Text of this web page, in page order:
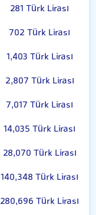
281 Türk Lirası
702 Türk Lirası
1,403 Türk Lirası
2,807 Türk Lirası
7,017 Türk Lirası
14,035 Türk Lirası
28,070 Türk Lirası
140,348 Türk Lirası
280,696 Türk Lirası